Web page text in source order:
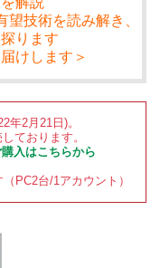
技術を読み解き、
ります
けします＞
年2月21日)。
ております。
入はこちらから
PC2台/1アカウント）